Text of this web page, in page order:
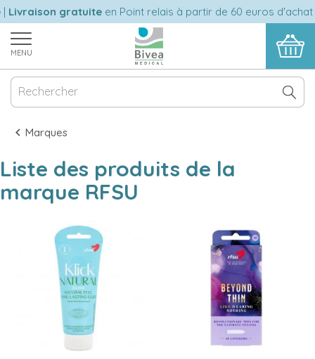
gratuiteen Point relais à partir de 60 euros d'achat
MENU
Marques
Liste des produits de la
marque RFSU